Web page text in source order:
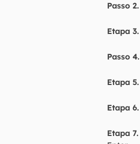
Passo 2.
Etapa 3.
Passo 4.
Etapa 5.
Etapa 6.
Etapa 7.